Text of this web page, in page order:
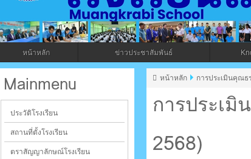
กระบี่
ระบบบริหารจัดการเว็บไซต์ (CMS) ด้วย Ajax โดยคนไทย
หน้าหลัก ข่าวประชาสัมพันธ์
การประเ
2568)
หน้าหลัก การประเมินคุณธ
Mainmenu
ประวัติโรงเรียน
สถานที่ตั้งโรงเรียน
ตราสัญญาลักษณ์โรงเรียน